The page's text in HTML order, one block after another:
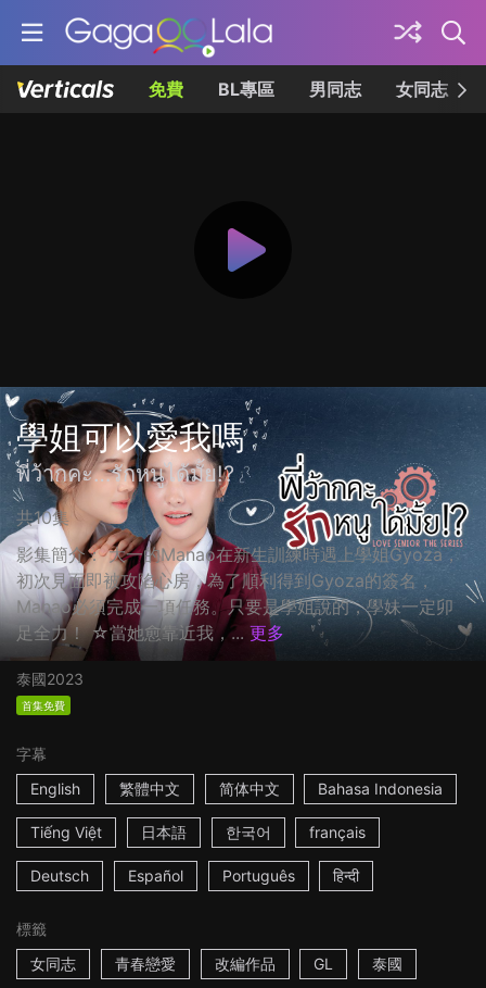
免費 BL專區 男同志 女同志
學姐可以愛我嗎
พี่ว้ากคะ…รักหนูได้มั้ย!?
共10集
影集簡介： 大一的Manao在新生訓練時遇上學姐Gyoza，
初次見面即被攻陷心房，為了順利得到Gyoza的簽名，
Manao必須完成一項任務。只要是學姐說的，學妹一定卯
足全力！ ☆當她愈靠近我，... 更多
泰國2023
首集免費
字幕
English
繁體中文 简体中文 Bahasa Indonesia
Tiếng Việt 日本語 한국어 français
Deutsch Español Português हिन्दी
標籤
女同志
青春戀愛 改編作品 GL 泰國